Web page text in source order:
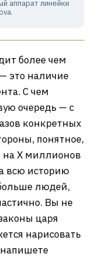
аппарат линейки
более чем
это наличие
С чем
очередь — с
конкретных
понятное,
на Х миллионов
всю историю
людей,
Вы не
царя
нарисовать